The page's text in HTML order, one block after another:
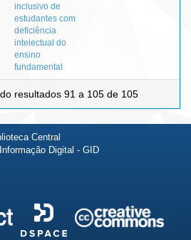
inclusivo de
estudantes com
deficiência
intelectual do
ensino
fundamental
resultados 91 a 105 de 105
Central
Digital - GID